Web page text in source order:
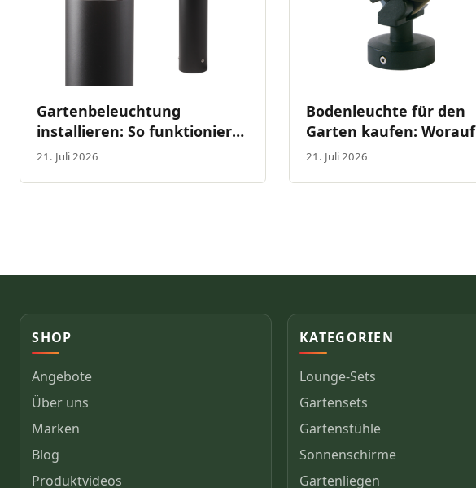
Gartenbeleuchtung
installieren: So funktioniert
das Garden Lights 12V
21. Juli 2026
Bodenleuchte für den
Garten kaufen: Worauf
solltest du achten?
21. Juli 2026
SHOP
Angebote
Über uns
Marken
Blog
Produktvideos
KATEGORIEN
Lounge-Sets
Gartensets
Gartenstühle
Sonnenschirme
Gartenliegen